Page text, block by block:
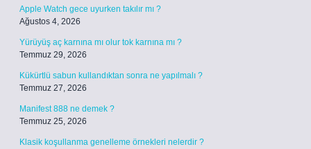
Apple Watch gece uyurken takılır mı ?
Ağustos 4, 2026
Yürüyüş aç karnına mı olur tok karnına mı ?
Temmuz 29, 2026
Kükürtlü sabun kullandıktan sonra ne yapılmalı ?
Temmuz 27, 2026
Manifest 888 ne demek ?
Temmuz 25, 2026
Klasik koşullanma genelleme örnekleri nelerdir ?